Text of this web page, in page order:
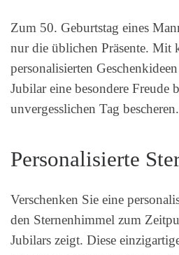
Zum 50. Geburtstag eines
nur die üblichen Präsente. Mit
personalisierten
Jubilar eine besondere Freude
unvergesslichen Tag bescheren.
Personalisierte
Verschenken Sie eine
den Sternenhimmel zum
Jubilars zeigt. Diese